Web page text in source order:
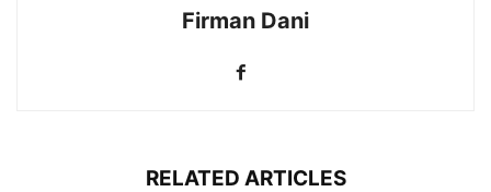
Firman Dani
RELATED ARTICLES